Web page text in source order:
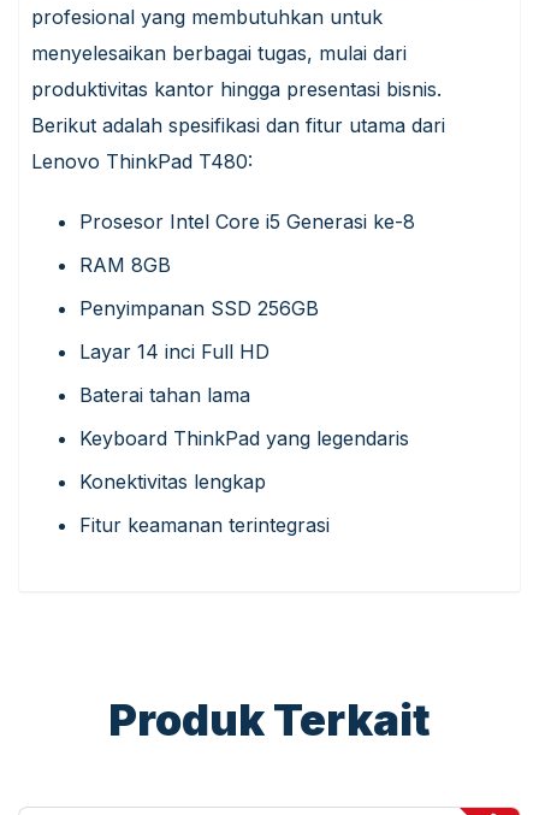
profesional yang membutuhkan untuk
menyelesaikan berbagai tugas, mulai dari
produktivitas kantor hingga presentasi bisnis.
Berikut adalah spesifikasi dan fitur utama dari
Lenovo ThinkPad T480:
Prosesor Intel Core i5 Generasi ke-8
RAM 8GB
Penyimpanan SSD 256GB
Layar 14 inci Full HD
Baterai tahan lama
Keyboard ThinkPad yang legendaris
Konektivitas lengkap
Fitur keamanan terintegrasi
Produk Terkait